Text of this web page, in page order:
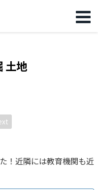
土地
！近隣には教育機関も近